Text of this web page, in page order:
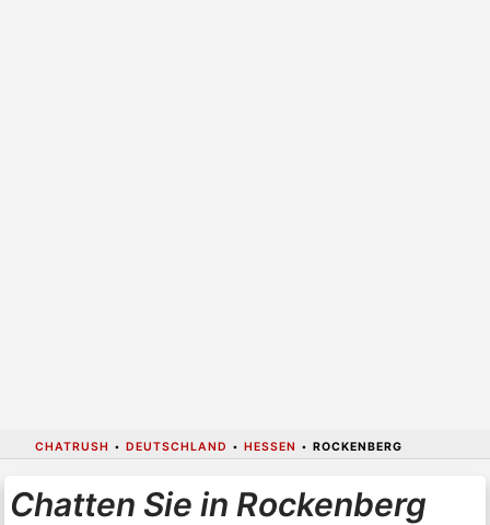
CHATRUSH • DEUTSCHLAND • HESSEN • ROCKENBERG
Chatten Sie in Rockenberg